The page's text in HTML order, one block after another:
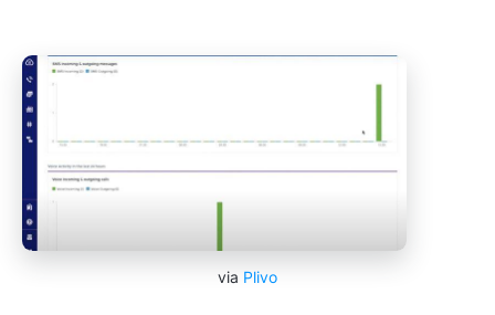
via Plivo